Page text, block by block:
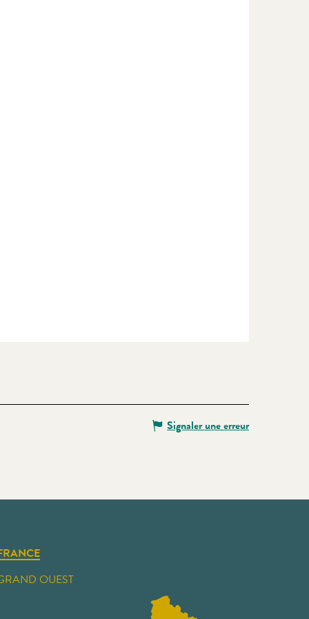
Signaler une erreur
OUEST